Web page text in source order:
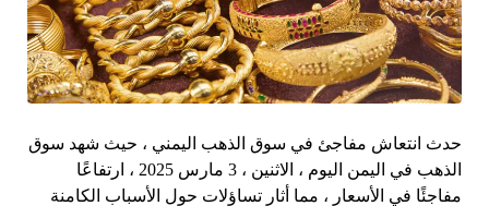
حدث انتعاش مفاجئ في سوق الذهب اليمني ، حيث شهد سوق
الذهب في اليمن اليوم ، الاثنين ، 3 مارس 2025 ، ارتفاعًا
مفاجئًا في الأسعار ، مما أثار تساؤلات حول الأسباب الكامنة